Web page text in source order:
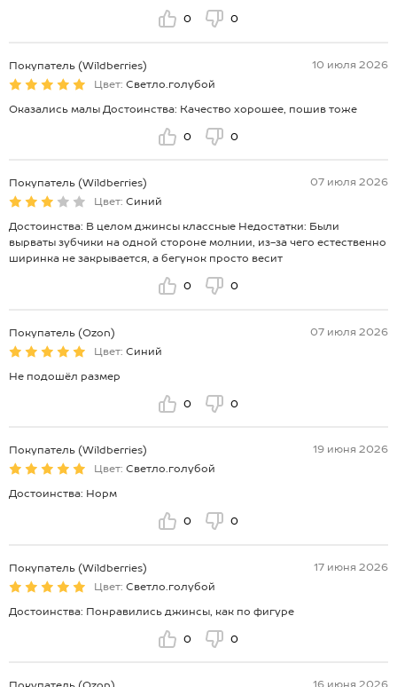
0 0
Покупатель (Wildberries)
10 июля 2026
Цвет: Светло.голубой
Оказались малы Достоинства: Качество хорошее, пошив тоже
0 0
Покупатель (Wildberries)
07 июля 2026
Цвет: Синий
Достоинства: В целом джинсы классные Недостатки: Были
вырваты зубчики на одной стороне молнии, из-за чего естественно
ширинка не закрывается, а бегунок просто весит
0 0
Покупатель (Ozon)
07 июля 2026
Цвет: Синий
Не подошёл размер
0 0
Покупатель (Wildberries)
19 июня 2026
Цвет: Светло.голубой
Достоинства: Норм
0 0
Покупатель (Wildberries)
17 июня 2026
Цвет: Светло.голубой
Достоинства: Понравились джинсы, как по фигуре
0 0
16 июня 2026